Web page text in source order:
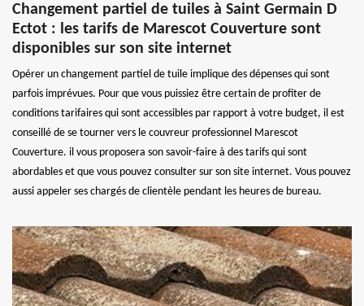
Changement partiel de tuiles à Saint Germain D
Ectot : les tarifs de Marescot Couverture sont
disponibles sur son site internet
Opérer un changement partiel de tuile implique des dépenses qui sont
parfois imprévues. Pour que vous puissiez être certain de profiter de
conditions tarifaires qui sont accessibles par rapport à votre budget, il est
conseillé de se tourner vers le couvreur professionnel Marescot
Couverture. il vous proposera son savoir-faire à des tarifs qui sont
abordables et que vous pouvez consulter sur son site internet. Vous pouvez
aussi appeler ses chargés de clientèle pendant les heures de bureau.